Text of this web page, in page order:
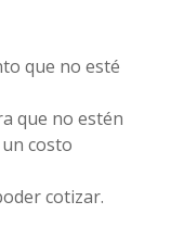
que no esté
que no estén
costo
cotizar.